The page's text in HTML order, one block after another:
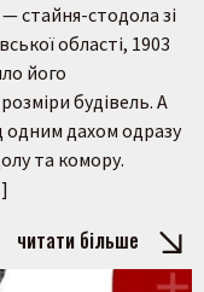
стайня-стодола зі
області, 1903
його
будівель. А
одним дахом одразу
та комору.
читати більше